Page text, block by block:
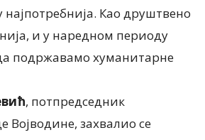
најпотребнија. Као друштвено
и у наредном периоду
подржавамо хуманитарне
, потпредседник
Војводине, захвалио се